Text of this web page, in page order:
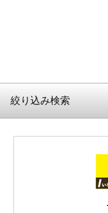
絞り込み検索
TOP